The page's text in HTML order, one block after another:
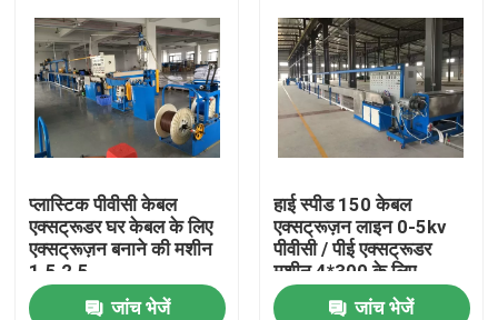
उत्पाद
वीडियो
हमारे बारे में
कारखाने का दौरा
प्लास्टिक पीवीसी केबल
एक्सट्रूडर घर केबल के लिए
एक्सट्रूज़न बनाने की मशीन
1.5 2.5
जांच भेजें
हाई स्पीड 150 केबल
एक्सट्रूज़न लाइन 0-5kv
पीवीसी / पीई एक्सट्रूडर
मशीन 4*300 के लिए
जांच भेजें